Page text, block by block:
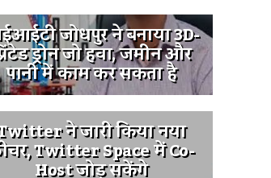
जोधपुर ने बनाया 3D-
ड्रोन जो हवा, जमीन और
पानी में काम कर सकता है
ने जारी किया नया
Twitter Space में Co-
Host जोड़ सकेंगे